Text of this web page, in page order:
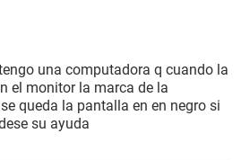
una computadora q cuando la
el monitor la marca de la
queda la pantalla en en negro si
su ayuda